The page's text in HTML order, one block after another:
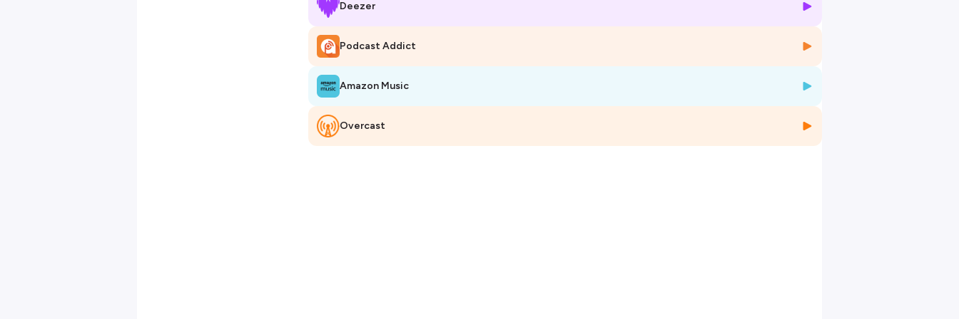
Deezer
Podcast Addict
Amazon Music
Overcast